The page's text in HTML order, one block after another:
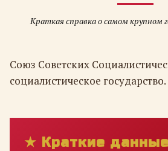
Краткая справка о самом крупном
Союз Советских
социалистическое государство.
★ Краткие данные